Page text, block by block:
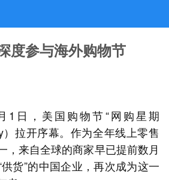
度参与海外购物节
1日，美国购物节“网购星期
）拉开序幕。作为全年线上零售
，来自全球的商家早已提前数月
货”的中国企业，再次成为这一